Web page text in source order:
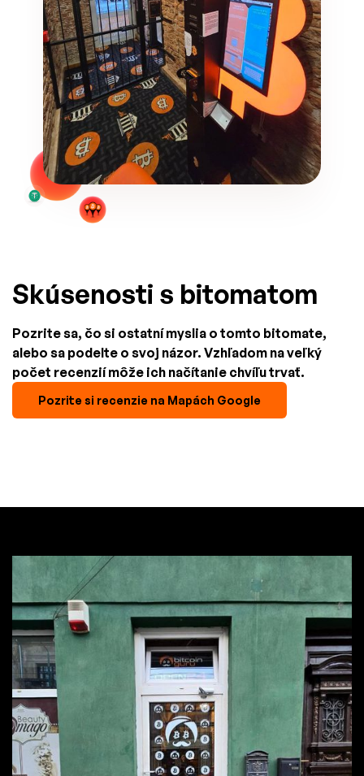
Skúsenosti s bitomatom
Pozrite sa, čo si ostatní myslia o tomto bitomate,
alebo sa podelte o svoj názor. Vzhľadom na veľký
počet recenzií môže ich načítanie chvíľu trvať.
Pozrite si recenzie na Mapách Google